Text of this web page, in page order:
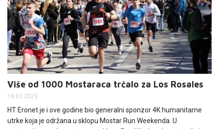
Više od 1000 Mostaraca trčalo za Los Rosales
18.03.2023
HT Eronet je i ove godine bio generalni sponzor 4K humanitarne
utrke koja je održana u sklopu Mostar Run Weekenda. U